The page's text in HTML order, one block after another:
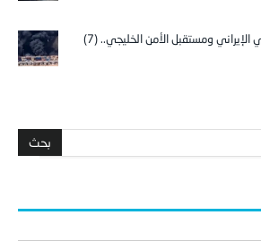
الإيراني ومستقبل الأمن الخليجي.. (7)